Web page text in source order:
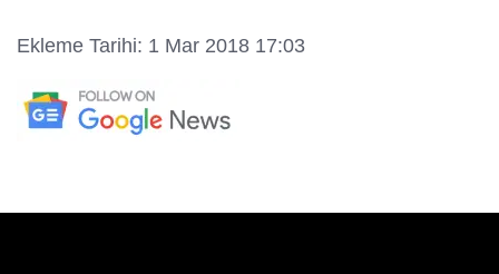
Ekleme Tarihi: 1 Mar 2018 17:03